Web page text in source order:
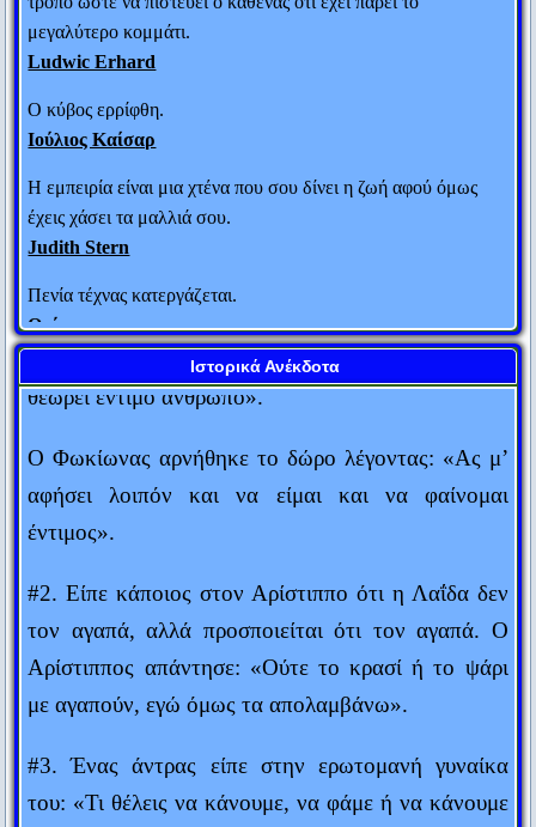
μεγαλύτερο κομμάτι.
Ludwic Erhard
Ο κύβος ερρίφθη.
Ιούλιος Καίσαρ
Η εμπειρία είναι μια χτένα που σου δίνει η ζωή αφού όμως
έχεις χάσει τα μαλλιά σου.
Judith Stern
Πενία τέχνας κατεργάζεται.
Θεόκριτος
Αυτός που μιλάει δεν ξέρει. Αυτός που ξέρει δεν μιλάει.
Λάο Τσε
ανθρώπων... Αν και για το σύμπαν, έχω αρχίσει τελευταία να
αμφιβάλλω...
Άλμπερτ Αϊνστάιν
μόνο μια σελίδα του.
Αγ. Αυγουστίνος
Σημασία δεν έχει τι λες, αλλά πως το λες.
Ανώνυμος
Ο μόνος άνθρωπος που δεν κάνει λάθη είναι αυτός που δεν
κάνει τίποτα.
Ιστορικά Ανέκδοτα
Ο Μ. Αλέξανδρος έστειλε στο Φωκίωνα 100
τάλαντα. Ο Αθηναίος πολιτικός ρώτησε τους
ανθρώπους που του έφεραν το μεγάλο αυτό ποσό:
“Γιατί ο Αλέξανδρος διάλεξε εμένα απ’ όλους τους
Αθηναίους για να μου χαρίσει 100 τάλαντα; “
Οι απεσταλμένοι απάντησαν: «Γιατί μόνο εσένα
θεωρεί έντιμο άνθρωπο».
Ο Φωκίωνας αρνήθηκε το δώρο λέγοντας: «Ας μ’
αφήσει λοιπόν και να είμαι και να φαίνομαι
έντιμος».
#2. Είπε κάποιος στον Αρίστιππο ότι η Λαΐδα δεν
τον αγαπά, αλλά προσποιείται ότι τον αγαπά. Ο
Αρίστιππος απάντησε: «Ούτε το κρασί ή το ψάρι
με αγαπούν, εγώ όμως τα απολαμβάνω».
#3. Ένας άντρας είπε στην ερωτομανή γυναίκα
του: «Τι θέλεις να κάνουμε, να φάμε ή να κάνουμε